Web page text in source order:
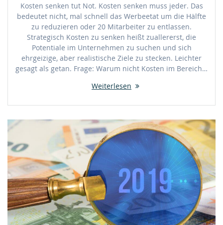
Kosten senken tut Not. Kosten senken muss jeder. Das
bedeutet nicht, mal schnell das Werbeetat um die Hälfte
zu reduzieren oder 20 Mitarbeiter zu entlassen.
Strategisch Kosten zu senken heißt zuallererst, die
Potentiale im Unternehmen zu suchen und sich
ehrgeizige, aber realistische Ziele zu stecken. Leichter
gesagt als getan. Frage: Warum nicht Kosten im Bereich…
Weiterlesen